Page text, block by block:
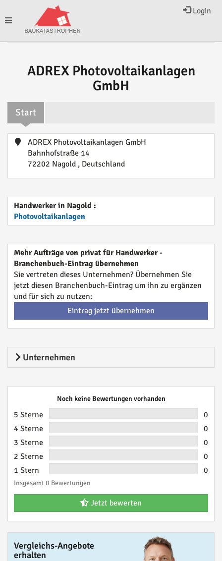
Login
Toggle
ADREX Photovoltaikanlagen
GmbH
Start
ADREX Photovoltaikanlagen GmbH
Bahnhofstraße 14
72202 Nagold , Deutschland
Handwerker in Nagold :
Photovoltaikanlagen
Mehr Aufträge von privat für Handwerker -
Branchenbuch-Eintrag übernehmen
Sie vertreten dieses Unternehmen? Übernehmen Sie
jetzt diesen Branchenbuch-Eintrag um ihn zu ergänzen
und für sich zu nutzen:
Eintrag jetzt übernehmen
Unternehmen
Noch keine Bewertungen vorhanden
5 Sterne
0
4 Sterne
0
3 Sterne
0
2 Sterne
0
1 Stern
0
Insgesamt 0 Bewertungen
Jetzt bewerten
Vergleichs-Angebote
erhalten